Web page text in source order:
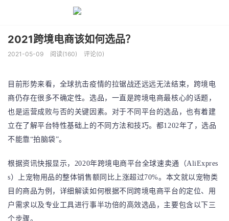
2021跨境电商该如何选品？
2021-05-09 阅读(160) 评论(0)
目前形势来看，全球抗击疫情的拉锯战还远远无法结束，跨境电
商仍存在很多不确定性。选品，一直是跨境电商最核心的话题，
也是运营成败与否的关键因素。对于不同平台的选品，也有着建
立在了解平台特性基础上的不同方法和技巧。都1202年了，选品
不能靠“拍脑袋”。
根据资讯快报显示，2020年跨境电商平台全球速卖通（AliExpres
s）上宠物用品的整体销售额同比上涨超过70%。本文就以宠物类
目的商品为例，详细解读如何根据不同跨境电商平台的定位、用
户需求以及专业工具进行事半功倍的高效选品，主要包含以下三
个步骤。